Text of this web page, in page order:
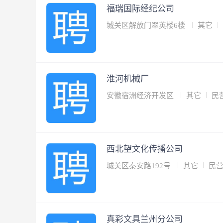
福瑞国际经纪公司
城关区解放门翠英楼6楼 其它
淮河机械厂
安徽宿洲经济开发区 其它 民
西北望文化传播公司
城关区秦安路192号 其它 民营
真彩文具兰州分公司